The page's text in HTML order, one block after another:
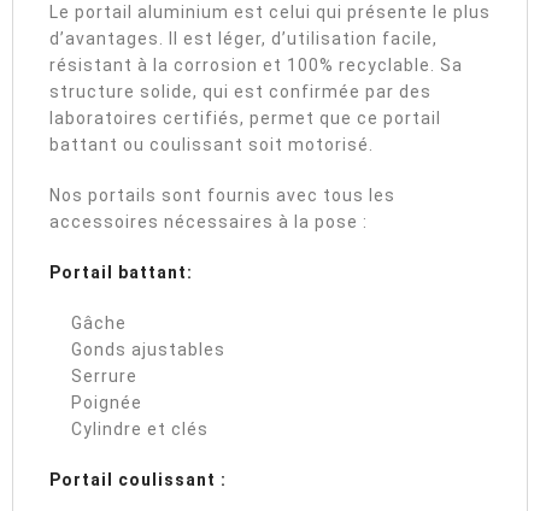
Le portail aluminium est celui qui présente le plus
d’avantages. Il est léger, d’utilisation facile,
résistant à la corrosion et 100% recyclable. Sa
structure solide, qui est confirmée par des
laboratoires certifiés, permet que ce portail
battant ou coulissant soit motorisé.
Nos portails sont fournis avec tous les
accessoires nécessaires à la pose :
Portail battant:
Gâche
Gonds ajustables
Serrure
Poignée
Cylindre et clés
Portail coulissant :